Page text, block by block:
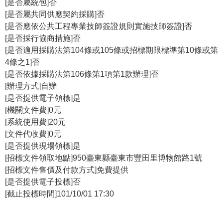
務
服
務
信
箱
網
站
導
覽
R
S
S
網
[是否屬統包]否
[是否屬共同供應契約採購]否
[是否應依公共工程專業技師簽證規則實施技師簽證]否
[是否採行協商措施]否
[是否適用採購法第104條或105條或招標期限標準第10條或第
4條之1]否
[是否依據採購法第106條第1項第1款辦理]否
[辦理方式]自辦
[是否提供電子領標]是
[機關文件費]0元
[系統使用費]20元
[文件代收費]0元
[是否提供現場領標]是
[招標文件領取地點]950臺東縣臺東市豐田里博物館路1號
[招標文件售價及付款方式]免費提供
[是否提供電子投標]否
[截止投標時間]101/10/01 17:30